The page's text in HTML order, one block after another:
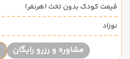
قیمت کودک بدون تخت (هرنفر)
نوزاد
مشاوره و رزرو رایگان